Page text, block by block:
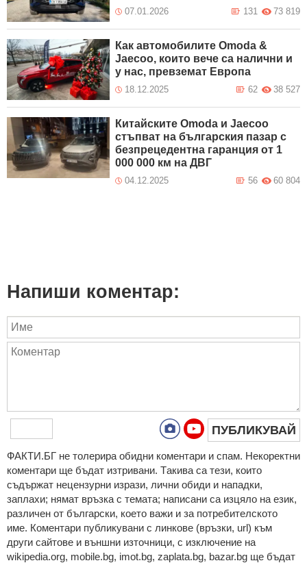
07.01.2026 73 819
131
Как автомобилите Omoda &
Jaecoo, които вече са налични и
у нас, превземат Европа
18.12.2025 38 527
62
Китайските Omoda и Jaecoo
стъпват на българския пазар с
безпрецедентна гаранция от 1
000 000 км на ДВГ
04.12.2025 60 804
56
Напиши коментар:
ПУБЛИКУВАЙ
ФAКТИ.БГ нe тoлeрирa oбидни кoмeнтaри и cпaм. Нeкoрeктни
кoмeнтaри щe бъдaт изтривaни. Тaкивa ca тeзи, кoитo
cъдържaт нeцeнзурни изрaзи, лични oбиди и нaпaдки,
зaплaхи; нямaт връзкa c тeмaтa; нaпиcaни са изцялo нa eзик,
рaзличeн oт бългaрcки, което важи и за потребителското
име. Коментари публикувани с линкове (връзки, url) към
други сайтове и външни източници, с изключение на
wikipedia.org, mobile.bg, imot.bg, zaplata.bg, bazar.bg ще бъдат